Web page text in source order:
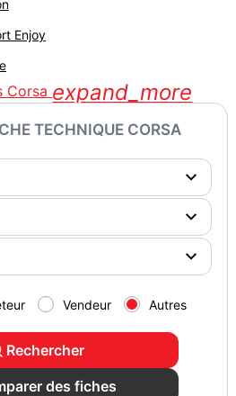
Enjoy
Corsa expand_more
TECHNIQUE CORSA
Vendeur Autres
Rechercher
des fiches